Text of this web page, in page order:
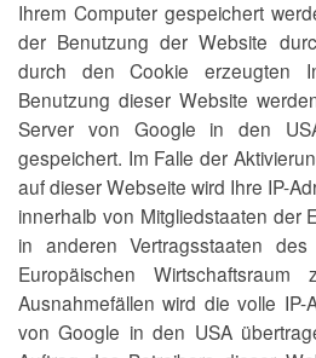
Ihrem Computer gespeichert
der Benutzung der Website
durch den Cookie erzeugten
Benutzung dieser Website
Server von Google in den
gespeichert. Im Falle der
auf dieser Webseite wird Ihre IP-
innerhalb von Mitgliedstaaten der
in anderen Vertragsstaaten
Europäischen
Ausnahmefällen wird die volle
von Google in den USA